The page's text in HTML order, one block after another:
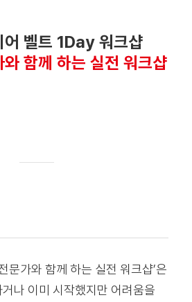
벨트 1Day 워크샵
함께 하는 실전 워크샵
문가와 함께 하는 실전 워크샵’은
나 이미 시작했지만 어려움을